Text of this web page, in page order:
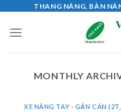
content
THANG NÂNG, BÀN
MONTHLY
XE NÂNG TAY - GẮN CÂN